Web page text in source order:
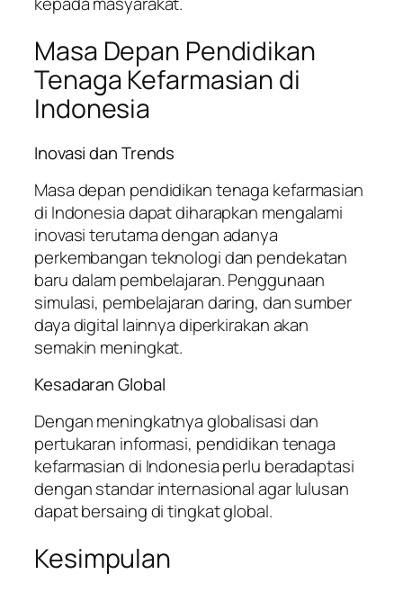
Masa Depan Pendidikan
Tenaga Kefarmasian di
Indonesia
Inovasi dan Trends
Masa depan pendidikan tenaga kefarmasian
di Indonesia dapat diharapkan mengalami
inovasi terutama dengan adanya
perkembangan teknologi dan pendekatan
baru dalam pembelajaran. Penggunaan
simulasi, pembelajaran daring, dan sumber
daya digital lainnya diperkirakan akan
semakin meningkat.
Kesadaran Global
Dengan meningkatnya globalisasi dan
pertukaran informasi, pendidikan tenaga
kefarmasian di Indonesia perlu beradaptasi
dengan standar internasional agar lulusan
dapat bersaing di tingkat global.
Kesimpulan